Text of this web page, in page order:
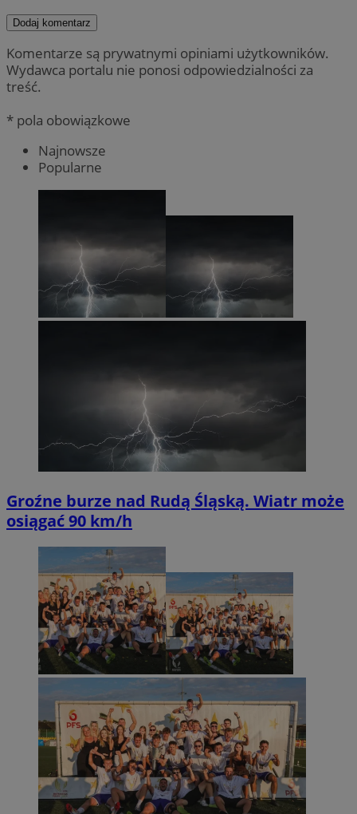
Dodaj komentarz
Komentarze są prywatnymi opiniami użytkowników.
Wydawca portalu nie ponosi odpowiedzialności za
treść.
* pola obowiązkowe
Najnowsze
Popularne
Groźne burze nad Rudą Śląską. Wiatr może
osiągać 90 km/h